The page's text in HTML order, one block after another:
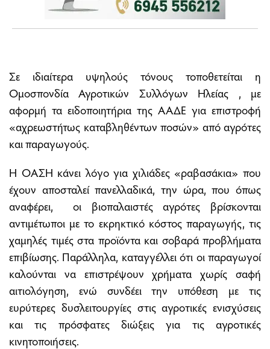
Σε ιδιαίτερα υψηλούς τόνους τοποθετείται η
Ομοσπονδία Αγροτικών Συλλόγων Ηλείας , με
αφορμή τα ειδοποιητήρια της ΑΑΔΕ για επιστροφή
«αχρεωστήτως καταβληθέντων ποσών» από αγρότες
και παραγωγούς.
Η ΟΑΣΗ κάνει λόγο για χιλιάδες «ραβασάκια» που
έχουν αποσταλεί πανελλαδικά, την ώρα, που όπως
αναφέρει, οι βιοπαλαιστές αγρότες βρίσκονται
αντιμέτωποι με το εκρηκτικό κόστος παραγωγής, τις
χαμηλές τιμές στα προϊόντα και σοβαρά προβλήματα
επιβίωσης. Παράλληλα, καταγγέλλει ότι οι παραγωγοί
καλούνται να επιστρέψουν χρήματα χωρίς σαφή
αιτιολόγηση, ενώ συνδέει την υπόθεση με τις
ευρύτερες δυσλειτουργίες στις αγροτικές ενισχύσεις
και τις πρόσφατες διώξεις για τις αγροτικές
κινητοποιήσεις.